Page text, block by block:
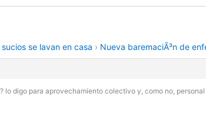
se lavan en casa › Nueva baremaciÃ³n de
lo digo para aprovechamiento colectivo y, como no,